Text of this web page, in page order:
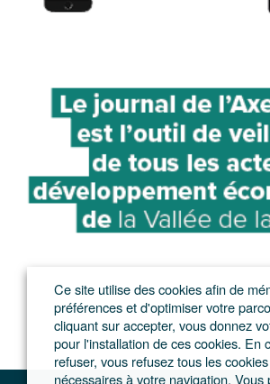
Ce site utilise des cookies afin de
préférences et d'optimiser votre
cliquant sur accepter, vous donnez
pour l'installation de ces cookies. En
refuser, vous refusez tous les
nécessaires à votre navigation. Vous